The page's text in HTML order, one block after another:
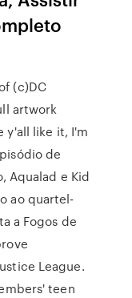
(c)DC
artwork
y'all like it, I'm
de
Aqualad e Kid
ao quartel-
a Fogos de
League.
teen